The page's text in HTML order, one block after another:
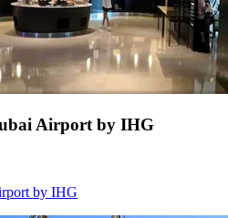
Airport by IHG
by IHG